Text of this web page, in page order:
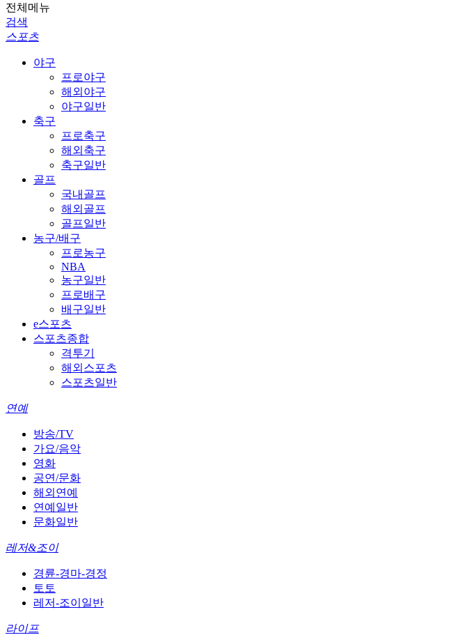
전체메뉴
검색
스포츠
야구
프로야구
해외야구
야구일반
축구
프로축구
해외축구
축구일반
골프
국내골프
해외골프
골프일반
농구/배구
프로농구
NBA
농구일반
프로배구
배구일반
e스포츠
스포츠종합
격투기
해외스포츠
스포츠일반
연예
방송/TV
가요/음악
영화
공연/문화
해외연예
연예일반
문화일반
레저&조이
경륜-경마-경정
토토
레저-조이일반
라이프